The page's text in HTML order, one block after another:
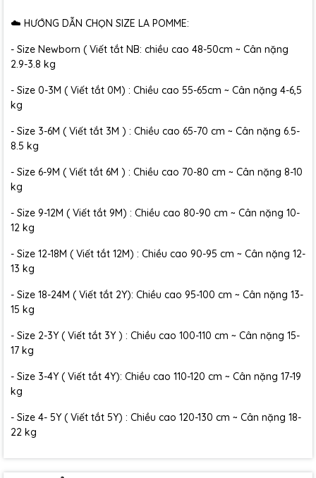
☁️ HƯỚNG DẪN CHỌN SIZE LA POMME:
- Size Newborn ( Viết tắt NB: chiều cao 48-50cm ~ Cân nặng
2.9-3.8 kg
- Size 0-3M ( Viết tắt 0M) : Chiều cao 55-65cm ~ Cân nặng 4-6,5
kg
- Size 3-6M ( Viết tắt 3M ) : Chiều cao 65-70 cm ~ Cân nặng 6.5-
8.5 kg
- Size 6-9M ( Viết tắt 6M ) : Chiều cao 70-80 cm ~ Cân nặng 8-10
kg
- Size 9-12M ( Viết tắt 9M) : Chiều cao 80-90 cm ~ Cân nặng 10-
12 kg
- Size 12-18M ( Viết tắt 12M) : Chiều cao 90-95 cm ~ Cân nặng 12-
13 kg
- Size 18-24M ( Viết tắt 2Y): Chiều cao 95-100 cm ~ Cân nặng 13-
15 kg
- Size 2-3Y ( Viết tắt 3Y ) : Chiều cao 100-110 cm ~ Cân nặng 15-
17 kg
- Size 3-4Y ( Viết tắt 4Y): Chiều cao 110-120 cm ~ Cân nặng 17-19
kg
- Size 4- 5Y ( Viết tắt 5Y) : Chiều cao 120-130 cm ~ Cân nặng 18-
22 kg